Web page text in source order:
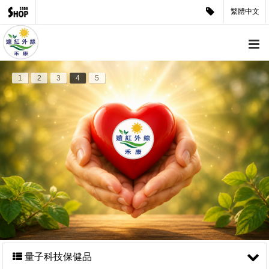
繁體中文
1 2 3 4 5
量子科技保健品